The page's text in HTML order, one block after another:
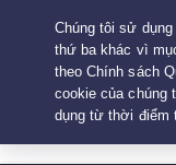
Your choice:The